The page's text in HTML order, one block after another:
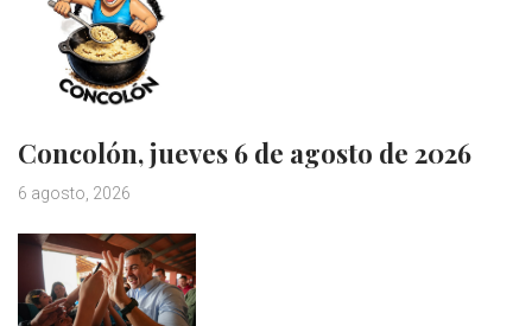
Concolón, jueves 6 de agosto de 2026
6 agosto, 2026